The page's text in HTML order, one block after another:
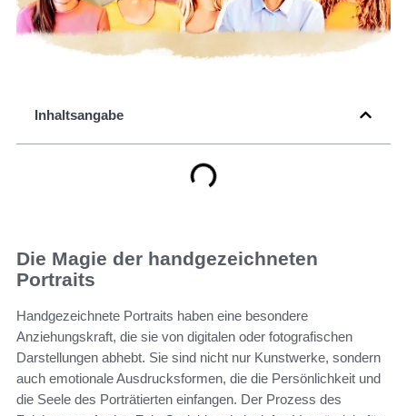
Inhaltsangabe
Die Magie der handgezeichneten
Portraits
Handgezeichnete Portraits haben eine besondere
Anziehungskraft, die sie von digitalen oder fotografischen
Darstellungen abhebt. Sie sind nicht nur Kunstwerke, sondern
auch emotionale Ausdrucksformen, die die Persönlichkeit und
die Seele des Porträtierten einfangen. Der Prozess des